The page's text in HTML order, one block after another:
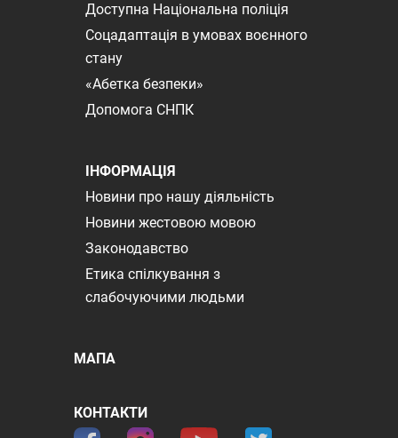
Доступна Національна поліція
Соцадаптація в умовах воєнного
стану
«Абетка безпеки»
Допомога СНПК
ІНФОРМАЦІЯ
Новини про нашу діяльність
Новини жестовою мовою
Законодавство
Етика спілкування з
слабочуючими людьми
МАПА
КОНТАКТИ